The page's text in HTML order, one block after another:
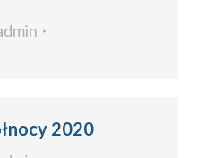
2020